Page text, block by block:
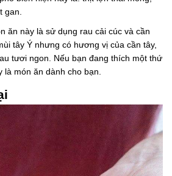
gan.
ăn này là sử dụng rau cải cúc và cần
tây Ý nhưng có hương vị của cần tây,
tươi ngon. Nếu bạn đang thích một thứ
là món ăn dành cho bạn.